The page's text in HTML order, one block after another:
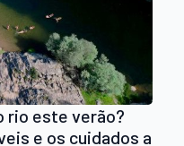
rio este verão?
e os cuidados a